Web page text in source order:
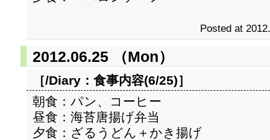
Posted at
2012.06.25 （Mon）
［/Diary： 食事内容(6/25)］
朝食：パン、コーヒー
昼食：海苔唐揚げ弁当
夕食：ざるうどん＋かき揚げ